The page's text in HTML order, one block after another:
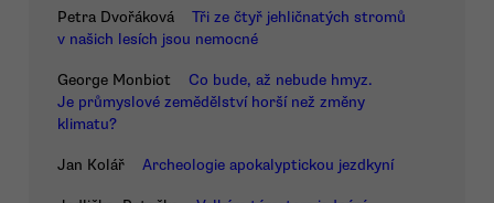
Petra Dvořáková
Tři ze čtyř jehličnatých stromů
v našich lesích jsou nemocné
George Monbiot
Co bude, až nebude hmyz.
Je průmyslové zemědělství horší než změny
klimatu?
Jan Kolář Archeologie apokalyptickou jezdkyní